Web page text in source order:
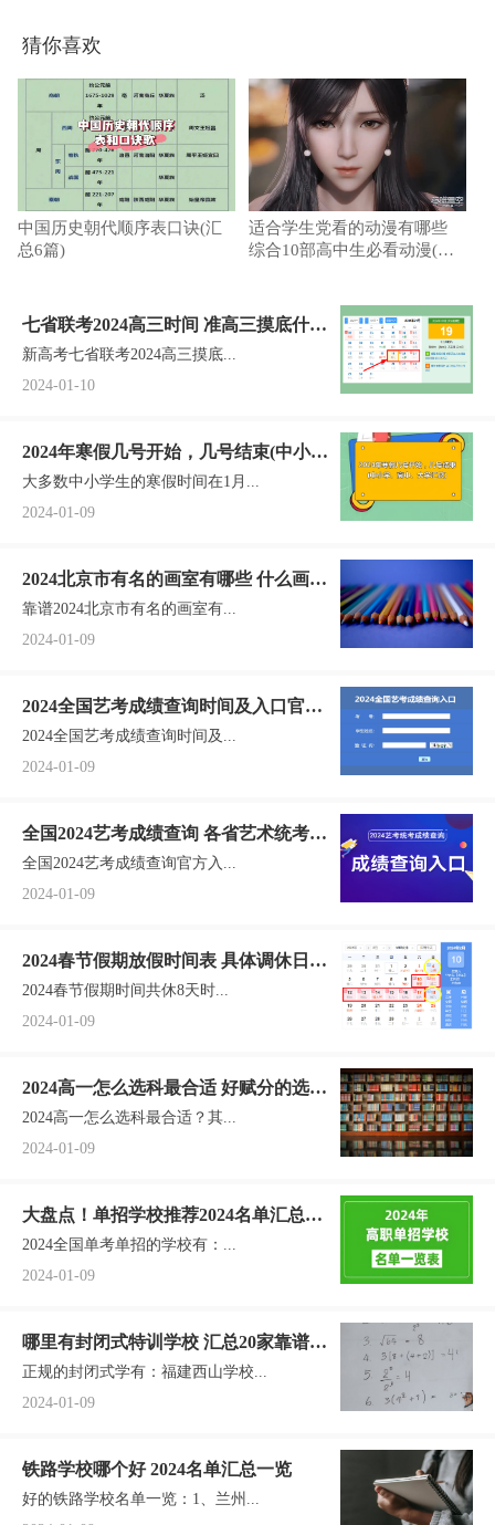
猜你喜欢
中国历史朝代顺序表口诀(汇
总6篇)
适合学生党看的动漫有哪些
综合10部高中生必看动漫(周
七省联考2024高三时间 准高三摸底什么
时候开考
新高考七省联考2024高三摸底...
2024-01-10
2024年寒假几号开始，几号结束(中小
学、高中、大学汇总)
大多数中小学生的寒假时间在1月...
2024-01-09
2024北京市有名的画室有哪些 什么画室
靠谱值得选
靠谱2024北京市有名的画室有...
2024-01-09
2024全国艺考成绩查询时间及入口官网
怎么查询成绩
2024全国艺考成绩查询时间及...
2024-01-09
全国2024艺考成绩查询 各省艺术统考成
绩查询入口网址汇总
全国2024艺考成绩查询官方入...
2024-01-09
2024春节假期放假时间表 具体调休日期
安排
2024春节假期时间共休8天时...
2024-01-09
2024高一怎么选科最合适 好赋分的选科
组合是哪些
2024高一怎么选科最合适？其...
2024-01-09
大盘点！单招学校推荐2024名单汇总一
览
2024全国单考单招的学校有：...
2024-01-09
哪里有封闭式特训学校 汇总20家靠谱学
校名单一览
正规的封闭式学有：福建西山学校...
2024-01-09
铁路学校哪个好 2024名单汇总一览
好的铁路学校名单一览：1、兰州...